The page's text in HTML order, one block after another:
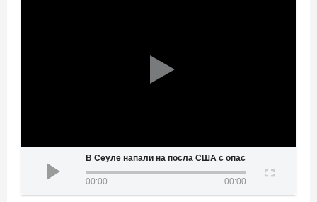
В Сеуле напали на посла США с опасной бритвой
00:00 00:00